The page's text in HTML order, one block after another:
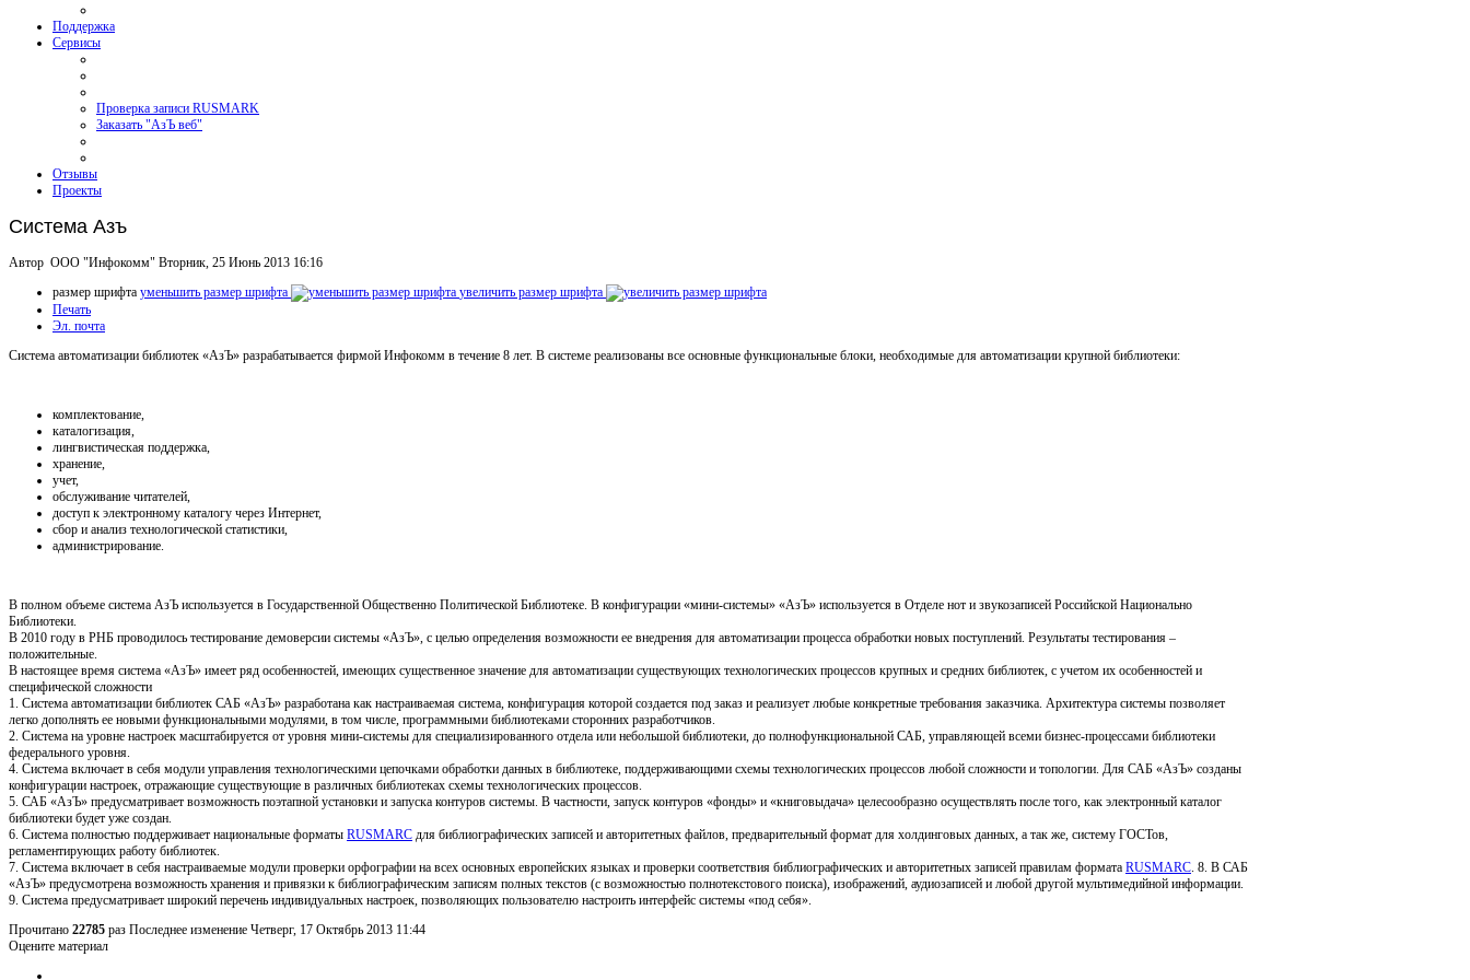
Поддержка
Сервисы
Проверка записи RUSMARK
Заказать "АзЪ веб"
Отзывы
Проекты
Система Азъ
Автор ООО "Инфокомм" Вторник, 25 Июнь 2013 16:16
размер шрифта уменьшить размер шрифта
увеличить размер шрифта
Печать
Эл. почта
Система автоматизации библиотек «АзЪ» разрабатывается фирмой Инфокомм в течение 8 лет. В системе реализованы все основные функциональные блоки, необходимые для автоматизации крупной библиотеки:
комплектование,
каталогизация,
лингвистическая поддержка,
хранение,
учет,
обслуживание читателей,
доступ к электронному каталогу через Интернет,
сбор и анализ технологической статистики,
администрирование.
В полном объеме система АзЪ используется в Государственной Общественно Политической Библиотеке. В конфигурации «мини-системы» «АзЪ» используется в Отделе нот и звукозаписей Российской Национально
Библиотеки.
В 2010 году в РНБ проводилось тестирование демоверсии системы «АзЪ», с целью определения возможности ее внедрения для автоматизации процесса обработки новых поступлений. Результаты тестирования –
положительные.
В настоящее время система «АзЪ» имеет ряд особенностей, имеющих существенное значение для автоматизации существующих технологических процессов крупных и средних библиотек, с учетом их особенностей и
специфической сложности
1. Система автоматизации библиотек САБ «АзЪ» разработана как настраиваемая система, конфигурация которой создается под заказ и реализует любые конкретные требования заказчика. Архитектура системы позволяет
легко дополнять ее новыми функциональными модулями, в том числе, программными библиотеками сторонних разработчиков.
2. Система на уровне настроек масштабируется от уровня мини-системы для специализированного отдела или небольшой библиотеки, до полнофункциональной САБ, управляющей всеми бизнес-процессами библиотеки
федерального уровня.
4. Система включает в себя модули управления технологическими цепочками обработки данных в библиотеке, поддерживающими схемы технологических процессов любой сложности и топологии. Для САБ «АзЪ» созданы
конфигурации настроек, отражающие существующие в различных библиотеках схемы технологических процессов.
5. САБ «АзЪ» предусматривает возможность поэтапной установки и запуска контуров системы. В частности, запуск контуров «фонды» и «книговыдача» целесообразно осуществлять после того, как электронный каталог
библиотеки будет уже создан.
6. Система полностью поддерживает национальные форматы RUSMARC для библиографических записей и авторитетных файлов, предварительный формат для холдинговых данных, а так же, систему ГОСТов,
регламентирующих работу библиотек.
7. Система включает в себя настраиваемые модули проверки орфографии на всех основных европейских языках и проверки соответствия библиографических и авторитетных записей правилам формата RUSMARC. 8. В САБ
«АзЪ» предусмотрена возможность хранения и привязки к библиографическим записям полных текстов (с возможностью полнотекстового поиска), изображений, аудиозаписей и любой другой мультимедийной информации.
9. Система предусматривает широкий перечень индивидуальных настроек, позволяющих пользователю настроить интерфейс системы «под себя».
Прочитано 22785 раз Последнее изменение Четверг, 17 Октябрь 2013 11:44
Оцените материал